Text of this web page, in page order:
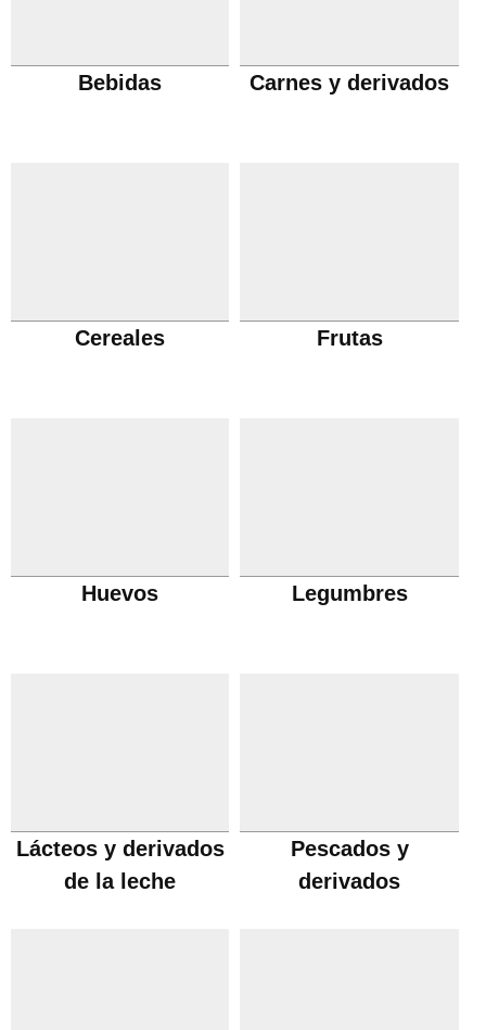
Bebidas Carnes y derivados
Cereales Frutas
Huevos Legumbres
Lácteos y derivados
de la leche
Pescados y
derivados